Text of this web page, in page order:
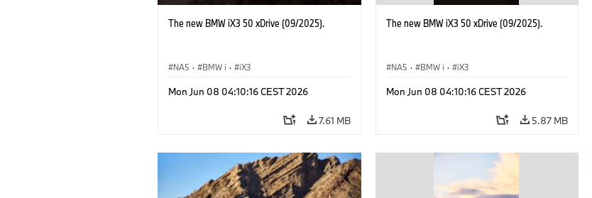
The new BMW iX3 50 xDrive (09/2025).
NA5 · BMW i · iX3
Mon Jun 08 04:10:16 CEST 2026
7.61 MB
The new BMW iX3 50 xDrive (09/2025).
NA5 · BMW i · iX3
Mon Jun 08 04:10:16 CEST 2026
5.87 MB